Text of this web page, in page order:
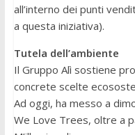
all’interno dei punti
a questa iniziativa).
Tutela dell’ambiente
Il Gruppo Alì sostiene
concrete scelte
Ad oggi, ha messo a
We Love Trees, oltre a